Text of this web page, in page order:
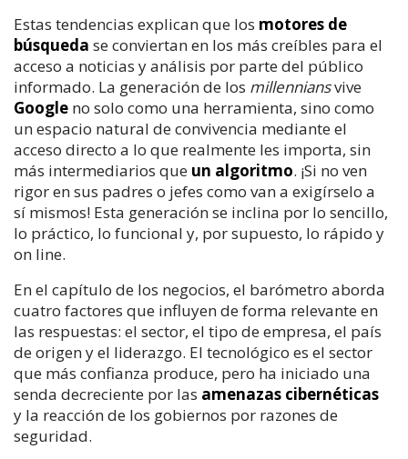
Estas tendencias explican que los motores de
búsqueda se conviertan en los más creíbles para el
acceso a noticias y análisis por parte del público
informado. La generación de los millenniansvive
Google no solo como una herramienta, sino como
un espacio natural de convivencia mediante el
acceso directo a lo que realmente les importa, sin
más intermediarios que un algoritmo. ¡Si no ven
rigor en sus padres o jefes como van a exigírselo a
sí mismos! Esta generación se inclina por lo sencillo,
lo práctico, lo funcional y, por supuesto, lo rápido y
on line.
En el capítulo de los negocios, el barómetro aborda
cuatro factores que influyen de forma relevante en
las respuestas: el sector, el tipo de empresa, el país
de origen y el liderazgo. El tecnológico es el sector
que más confianza produce, pero ha iniciado una
senda decreciente por las amenazas cibernéticas
y la reacción de los gobiernos por razones de
seguridad.